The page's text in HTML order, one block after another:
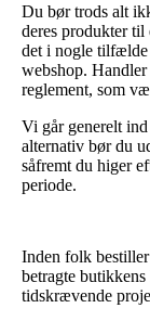
Du bør trods alt
deres produkter til
det i nogle tilfælde
webshop.
reglement, som
Vi går generelt
alternativ bør du
såfremt du higer
periode.
Inden folk
betragte
tidskrævende